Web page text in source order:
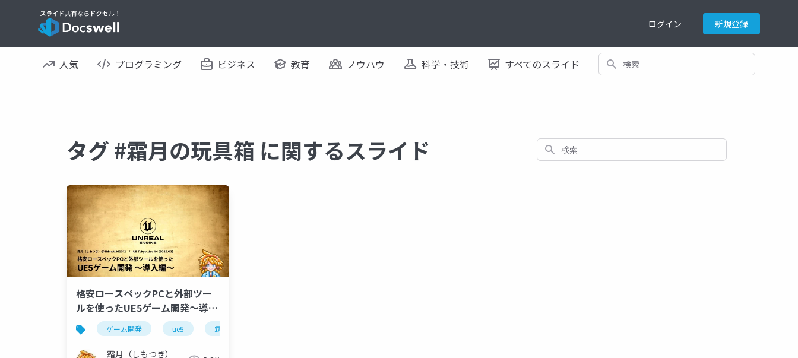
ログイン 新規登録
人気 プログラミング ビジネス 教育 ノウハウ 科学・技術 すべてのスライド 検索
タグ #霜月の玩具箱 に関するスライド 検索
格安ロースペックPCと外部ツー
ルを使ったUE5ゲーム開発～導入
編～（追記版）
ゲーム開発 ue5 霜月の玩具箱
霜月（しもつき）